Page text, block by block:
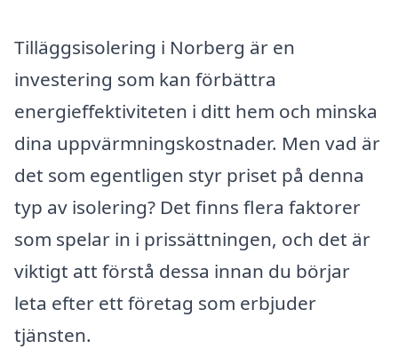
Tilläggsisolering i Norberg är en
investering som kan förbättra
energieffektiviteten i ditt hem och minska
dina uppvärmningskostnader. Men vad är
det som egentligen styr priset på denna
typ av isolering? Det finns flera faktorer
som spelar in i prissättningen, och det är
viktigt att förstå dessa innan du börjar
leta efter ett företag som erbjuder
tjänsten.